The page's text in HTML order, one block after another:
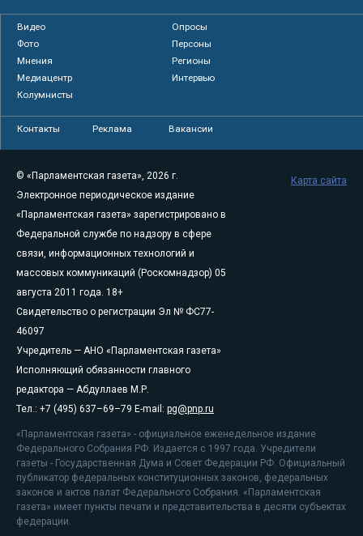
Видео
Опросы
Фото
Персоны
Мнения
Регионы
Медиацентр
Интервью
Колумнисты
Контакты Реклама Вакансии
© «Парламентская газета», 2026 г.
Электронное периодическое издание
«Парламентская газета» зарегистрировано в
Федеральной службе по надзору в сфере
связи, информационных технологий и
массовых коммуникаций (Роскомнадзор) 05
августа 2011 года. 18+
Свидетельство о регистрации Эл № ФС77-
46097
Учредитель — АНО «Парламентская газета»
Исполняющий обязанности главного
редактора — Абдуллаев М.Р.
Тел.: +7 (495) 637–69–79 E-mail: pg@pnp.ru
«Парламентская газета» - официальное еженедельное издание
Федерального Собрания РФ. Издается с 1997 года. Учредители
газеты - Государственная Дума и Совет Федерации РФ. Официальный
публикатор федеральных конституционных законов, федеральных
законов и актов палат Федерального Собрания. «Парламентская
газета» имеет пункты печати и представительства в десяти субъектах
федерации.
Карта сайта